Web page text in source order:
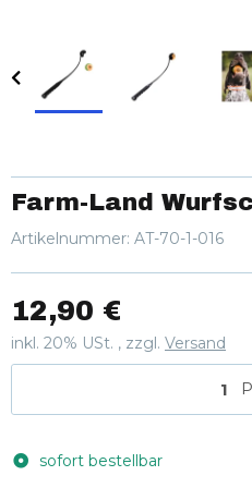
Farm-Land
Artikelnummer: AT-70-1-016
12,90 €
inkl. 20% USt. , zzgl. Versand
sofort bestellbar